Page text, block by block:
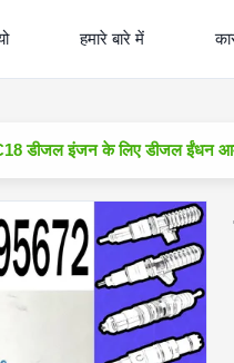
हमारे बारे में
डीजल इंजन के लिए डीजल ईंधन